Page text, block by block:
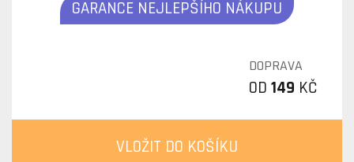
GARANCE NEJLEPŠÍHO NÁKUPU
DOPRAVA
OD 149 KČ
VLOŽIT DO KOŠÍKU